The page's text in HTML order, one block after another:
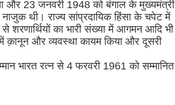
और 23 जनवरी 1948 को बंगाल के मुख्यमंत्री
थी। राज्य सांप्रदायिक हिंसा के चपेट में
शरणार्थियों का भारी संख्या में आगमन आदि भी
क़ानून और व्यवस्था कायम किया और दूसरी
भारत रत्न से 4 फरवरी 1961 को सम्मानित